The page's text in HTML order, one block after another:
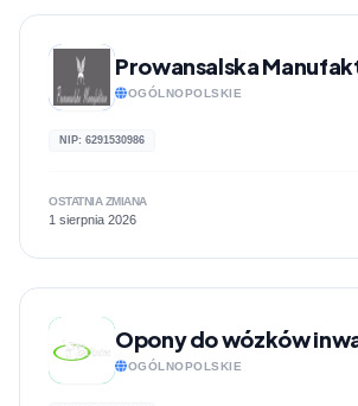
OGÓLNOPOLSKIE
NIP: 6291530986
OSTATNIA ZMIANA
1 sierpnia 2026
OGÓLNOPOLSKIE